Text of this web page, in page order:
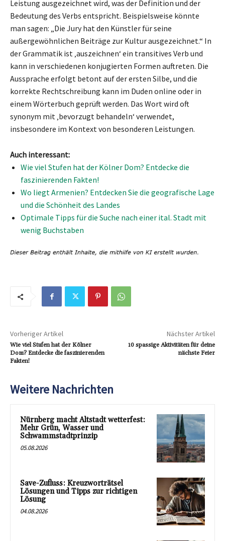
Leistung ausgezeichnet wird, was der Definition und der
Bedeutung des Verbs entspricht. Beispielsweise könnte
man sagen: „Die Jury hat den Künstler für seine
außergewöhnlichen Beiträge zur Kultur ausgezeichnet.“ In
der Grammatik ist ‚auszeichnen‘ ein transitives Verb und
kann in verschiedenen konjugierten Formen auftreten. Die
Aussprache erfolgt betont auf der ersten Silbe, und die
korrekte Rechtschreibung kann im Duden online oder in
einem Wörterbuch geprüft werden. Das Wort wird oft
synonym mit ‚bevorzugt behandeln‘ verwendet,
insbesondere im Kontext von besonderen Leistungen.
Auch interessant:
Wie viel Stufen hat der Kölner Dom? Entdecke die
faszinierenden Fakten!
Wo liegt Armenien? Entdecken Sie die geografische Lage
und die Schönheit des Landes
Optimale Tipps für die Suche nach einer ital. Stadt mit
wenig Buchstaben
Vorheriger Artikel
Wie viel Stufen hat der Kölner
Dom? Entdecke die faszinierenden
Fakten!
Nächster Artikel
10 spassige Aktivitäten für deine
nächste Feier
Weitere Nachrichten
Nürnberg macht Altstadt wetterfest:
Mehr Grün, Wasser und
Schwammstadtprinzip
05.08.2026
Save-Zufluss: Kreuzworträtsel
Lösungen und Tipps zur richtigen
Lösung
04.08.2026